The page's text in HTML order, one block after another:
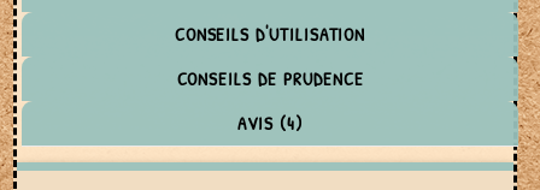
CONSEILS D'UTILISATION
CONSEILS DE PRUDENCE
AVIS (4)